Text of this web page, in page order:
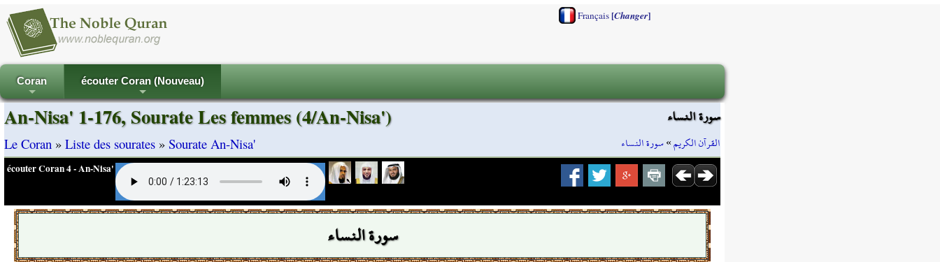
Français[Changer]
+
Coran
+
écouter Coran (Nouveau)
سورة النساء
القرآن الكريم»سورة النساء
An-Nisa' 1-176, Sourate Les femmes (4/An-Nisa')
Le Coran » Liste des sourates » Sourate An-Nisa'
écouter Coran 4 - An-Nisa'
سورة النساء